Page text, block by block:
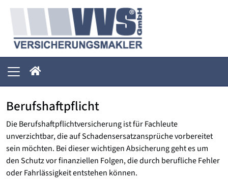
Berufshaftpflicht
Die Berufshaftpflichtversicherung ist für Fachleute
unverzichtbar, die auf Schadensersatzansprüche vorbereitet
sein möchten. Bei dieser wichtigen Absicherung geht es um
den Schutz vor finanziellen Folgen, die durch berufliche Fehler
oder Fahrlässigkeit entstehen können.